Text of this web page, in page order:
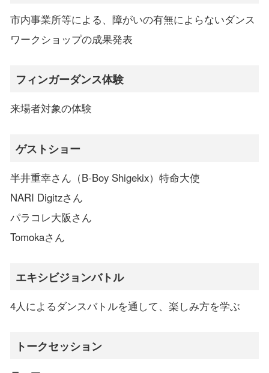
市内事業所等による、障がいの有無によらないダンス
ワークショップの成果発表
フィンガーダンス体験
来場者対象の体験
ゲストショー
半井重幸さん（B-Boy Shigekix）特命大使
NARI Digitzさん
パラコレ大阪さん
Tomokaさん
エキシビジョンバトル
4人によるダンスバトルを通して、楽しみ方を学ぶ
トークセッション